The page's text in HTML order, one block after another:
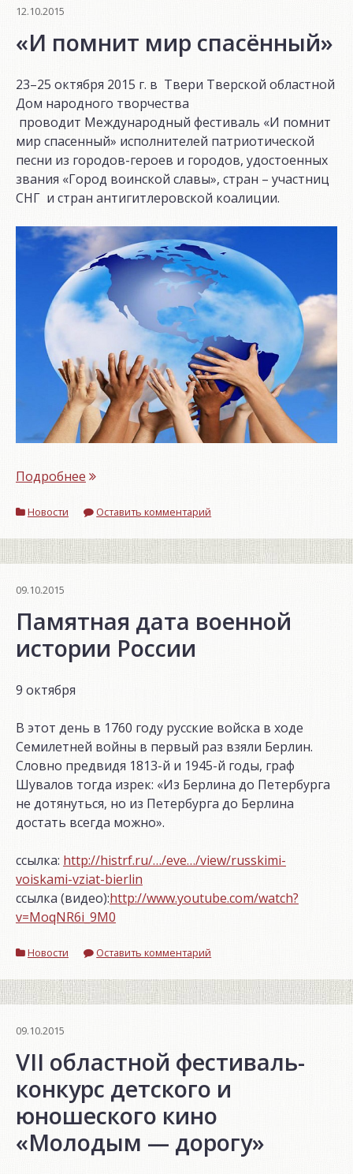
12.10.2015
«И помнит мир спасённый»
23–25 октября 2015 г. в Твери Тверской областной
Дом народного творчества
проводит Международный фестиваль «И помнит
мир спасенный» исполнителей патриотической
песни из городов-героев и городов, удостоенных
звания «Город воинской славы», стран – участниц
СНГ и стран антигитлеровской коалиции.
Подробнее ««И
мир
Новости Оставить комментарий
09.10.2015
Памятная дата военной
истории России
9 октября
В этот день в 1760 году русские войска в ходе
Семилетней войны в первый раз взяли Берлин.
Словно предвидя 1813-й и 1945-й годы, граф
Шувалов тогда изрек: «Из Берлина до Петербурга
не дотянуться, но из Петербурга до Берлина
достать всегда можно».
ссылка: http://histrf.ru/…/eve…/view/russkimi-
voiskami-vziat-bierlin
ссылка (видео):http://www.youtube.com/watch?
v=MoqNR6i_9M0
Новости Оставить комментарий
09.10.2015
VII областной фестиваль-
конкурс детского и
юношеского кино
«Молодым — дорогу»